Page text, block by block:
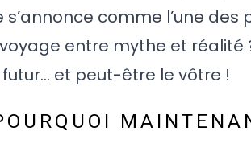
comme l’une des
entre mythe et réalité
et peut-être le vôtre !